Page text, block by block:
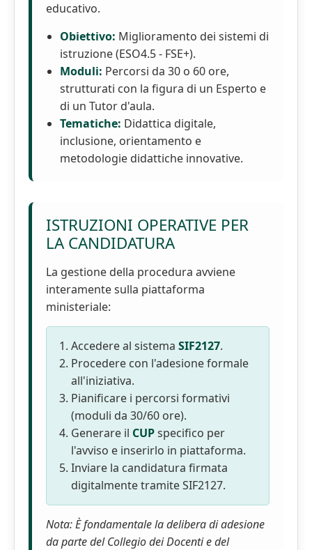
educativo.
Obiettivo: Miglioramento dei sistemi di
istruzione (ESO4.5 - FSE+).
Moduli: Percorsi da 30 o 60 ore,
strutturati con la figura di un Esperto e
di un Tutor d'aula.
Tematiche: Didattica digitale,
inclusione, orientamento e
metodologie didattiche innovative.
ISTRUZIONI OPERATIVE PER
LA CANDIDATURA
La gestione della procedura avviene
interamente sulla piattaforma
ministeriale:
Accedere al sistema SIF2127.
Procedere con l'adesione formale
all'iniziativa.
Pianificare i percorsi formativi
(moduli da 30/60 ore).
Generare il CUPspecifico per
l'avviso e inserirlo in piattaforma.
Inviare la candidatura firmata
digitalmente tramite SIF2127.
Nota: È fondamentale la delibera di adesione
da parte del Collegio dei Docenti e del